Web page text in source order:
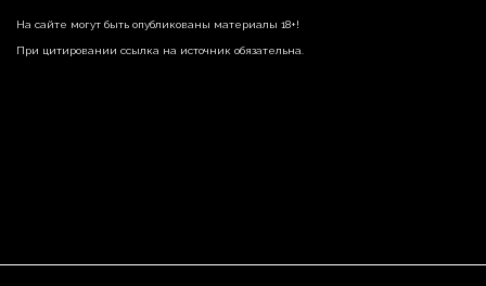
На сайте могут быть опубликованы материалы 18+!
При цитировании ссылка на источник обязательна.